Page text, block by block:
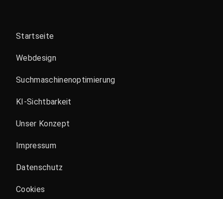
Startseite
Webdesign
Suchmaschinenoptimierung
KI-Sichtbarkeit
Unser Konzept
Impressum
Datenschutz
Cookies